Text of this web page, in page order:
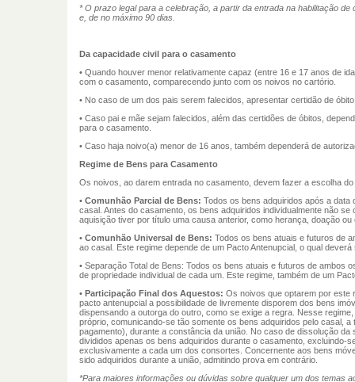
* O prazo legal para a celebração, a partir da entrada na habilitação de
e, de no máximo 90 dias.
Da capacidade civil para o casamento
• Quando houver menor relativamente capaz (entre 16 e 17 anos de
com o casamento, comparecendo junto com os noivos no cartório.
• No caso de um dos pais serem falecidos, apresentar certidão de
• Caso pai e mãe sejam falecidos, além das certidões de óbitos,
para o casamento.
• Caso haja noivo(a) menor de 16 anos, também dependerá de
Regime de Bens para Casamento
Os noivos, ao darem entrada no casamento, devem fazer a escolha
• Comunhão Parcial de Bens: Todos os bens adquiridos após a
casal. Antes do casamento, os bens adquiridos individualmente não se
aquisição tiver por título uma causa anterior, como herança, doação
• Comunhão Universal de Bens: Todos os bens atuais e futuros de
ao casal. Este regime depende de um Pacto Antenupcial, o qual
• Separação Total de Bens: Todos os bens atuais e futuros de ambos
de propriedade individual de cada um. Este regime, também de um
• Participação Final dos Aquestos: Os noivos que optarem por este
pacto antenupcial a possibilidade de livremente disporem dos bens
dispensando a outorga do outro, como se exige a regra. Nesse
próprio, comunicando-se tão somente os bens adquiridos pelo casal, a
pagamento), durante a constância da união. No caso de dissolução da
divididos apenas os bens adquiridos durante o casamento, excluindo-
exclusivamente a cada um dos consortes. Concernente aos bens
sido adquiridos durante a união, admitindo prova em contrário.
*Para maiores informações ou dúvidas sobre qualquer um dos temas